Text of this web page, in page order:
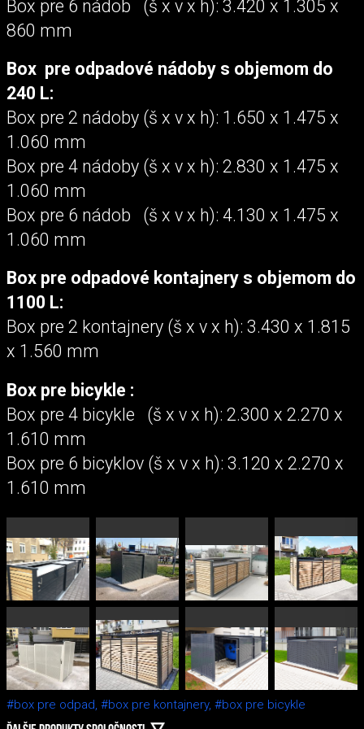
Box pre 6 nádob (š x v x h): 3.420 x 1.305 x
860 mm
Box pre odpadové nádoby s objemom do
240 L:
Box pre 2 nádoby (š x v x h): 1.650 x 1.475 x
1.060 mm
Box pre 4 nádoby (š x v x h): 2.830 x 1.475 x
1.060 mm
Box pre 6 nádob (š x v x h): 4.130 x 1.475 x
1.060 mm
Box pre odpadové kontajnery s objemom do
1100 L:
Box pre 2 kontajnery (š x v x h): 3.430 x 1.815
x 1.560 mm
Box pre bicykle :
Box pre 4 bicykle (š x v x h): 2.300 x 2.270 x
1.610 mm
Box pre 6 bicyklov (š x v x h): 3.120 x 2.270 x
1.610 mm
#box pre odpad, #box pre kontajnery, #box pre bicykle